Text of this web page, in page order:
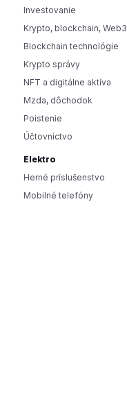
Investovanie
Krypto, blockchain, Web3
Blockchain technológie
Krypto správy
NFT a digitálne aktíva
Mzda, dôchodok
Poistenie
Účtovníctvo
Elektro
Herné príslušenstvo
Mobilné telefóny